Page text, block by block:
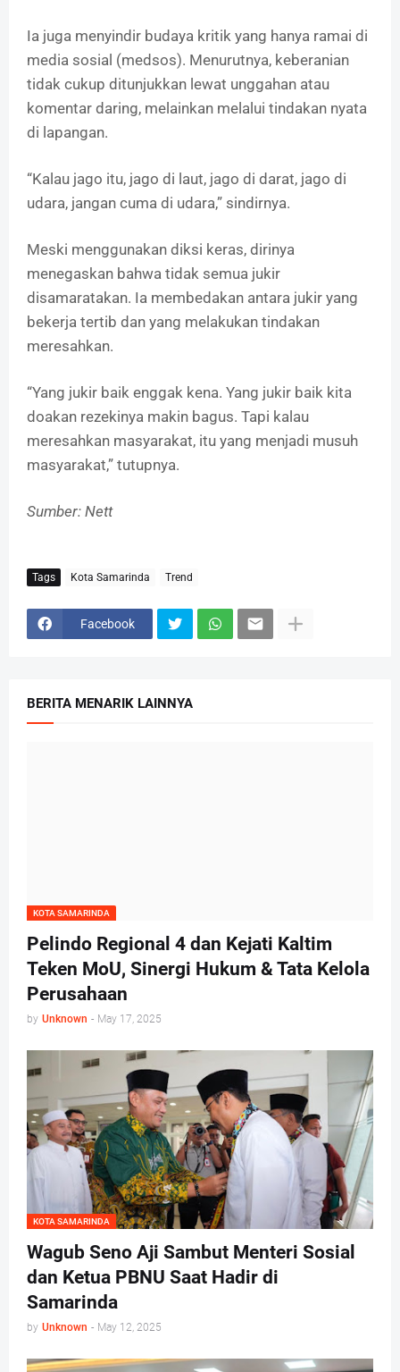
Ia juga menyindir budaya kritik yang hanya ramai di
media sosial (medsos). Menurutnya, keberanian
tidak cukup ditunjukkan lewat unggahan atau
komentar daring, melainkan melalui tindakan nyata
di lapangan.
“Kalau jago itu, jago di laut, jago di darat, jago di
udara, jangan cuma di udara,” sindirnya.
Meski menggunakan diksi keras, dirinya
menegaskan bahwa tidak semua jukir
disamaratakan. Ia membedakan antara jukir yang
bekerja tertib dan yang melakukan tindakan
meresahkan.
“Yang jukir baik enggak kena. Yang jukir baik kita
doakan rezekinya makin bagus. Tapi kalau
meresahkan masyarakat, itu yang menjadi musuh
masyarakat,” tutupnya.
Sumber: Nett
Tags Kota Samarinda Trend
Facebook
BERITA MENARIK LAINNYA
KOTA SAMARINDA
Pelindo Regional 4 dan Kejati Kaltim
Teken MoU, Sinergi Hukum & Tata Kelola
Perusahaan
by Unknown - May 17, 2025
KOTA SAMARINDA
Wagub Seno Aji Sambut Menteri Sosial
dan Ketua PBNU Saat Hadir di
Samarinda
by Unknown - May 12, 2025